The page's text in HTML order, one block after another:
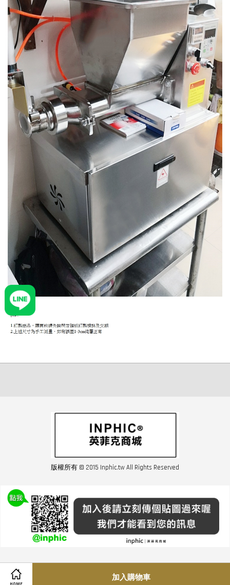
加入購物車
版權所有 © 2015 Inphic.tw All Rights Reserved
友站連結inphic營業設備
聯絡我們 02-28852016 如遇商品缺貨或數量不足請與客服聯繫
服務條款| |經營者資訊|